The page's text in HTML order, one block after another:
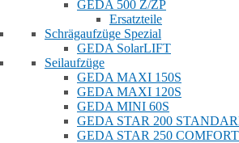
GEDA 500 Z/ZP
Ersatzteile
Schrägaufzüge Spezial
GEDA SolarLIFT
Seilaufzüge
GEDA MAXI 150S
GEDA MAXI 120S
GEDA MINI 60S
GEDA STAR 200
GEDA STAR 250 COMFORT